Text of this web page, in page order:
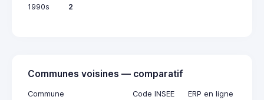
1990s
2
Communes voisines — comparatif
Commune Code INSEE ERP en ligne